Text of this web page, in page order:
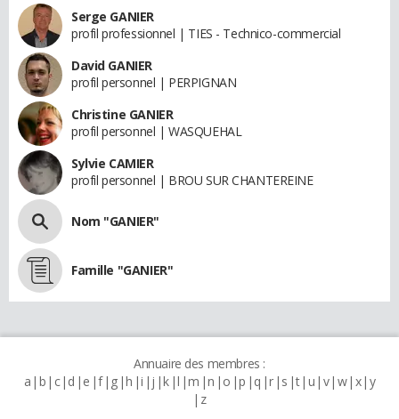
Serge GANIER
profil professionnel | TIES - Technico-commercial
David GANIER
profil personnel | PERPIGNAN
Christine GANIER
profil personnel | WASQUEHAL
Sylvie CAMIER
profil personnel | BROU SUR CHANTEREINE
Nom "GANIER"
Famille "GANIER"
Annuaire des membres :
a b c d e f g h i j k l m n o p q r s t u v w x y
z